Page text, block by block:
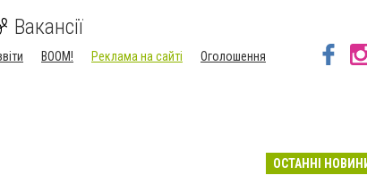
Вакансії
BOOM! Реклама на сайті
Оголошення
ОСТАННІ